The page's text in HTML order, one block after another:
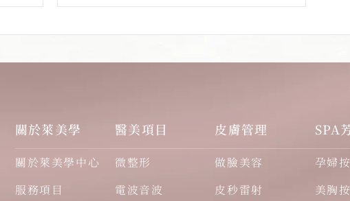
關於萊美學
關於萊美學中心
服務項目
醫美項目
微整形
電波音波
皮膚管理
做臉美容
皮秒雷射
SPA
孕婦
美胸